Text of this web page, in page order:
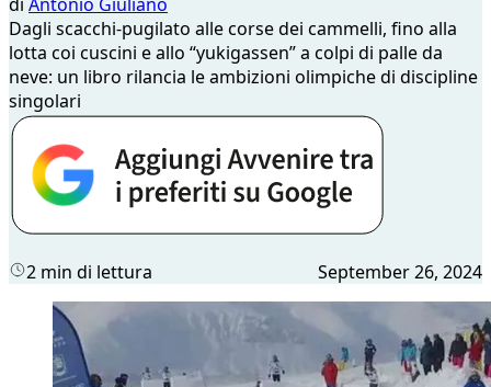
Dagli scacchi-pugilato alle corse dei cammelli, fino alla
lotta coi cuscini e allo “yukigassen” a colpi di palle da
neve: un libro rilancia le ambizioni olimpiche di discipline
singolari
2 min di lettura September 26, 2024